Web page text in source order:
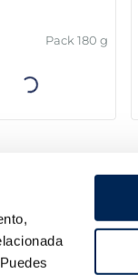
Pack 4u x 125g